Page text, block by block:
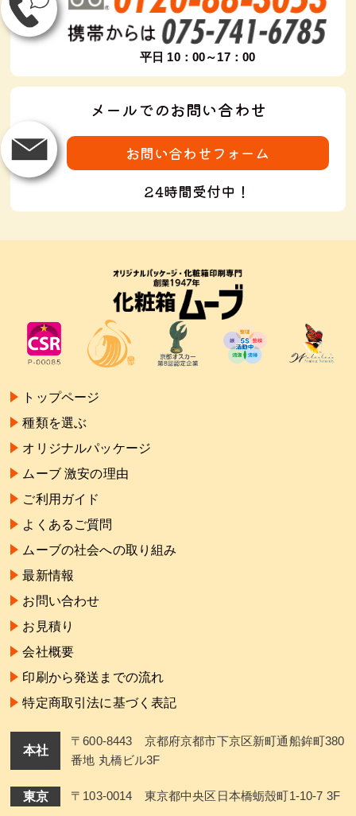
平日 10：00～17：00
メールでのお問い合わせ
お問い合わせフォーム
24時間受付中！
トップページ
種類を選ぶ
オリジナルパッケージ
ムーブ 激安の理由
ご利用ガイド
よくあるご質問
ムーブの社会への取り組み
最新情報
お問い合わせ
お見積り
会社概要
印刷から発送までの流れ
特定商取引法に基づく表記
本社
〒600-8443 京都府京都市下京区新町通船鉾町380
番地 丸橋ビル3F
東京 〒103-0014 東京都中央区日本橋蛎殼町1-10-7 3F